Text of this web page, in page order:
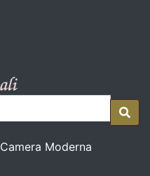
Camera Moderna